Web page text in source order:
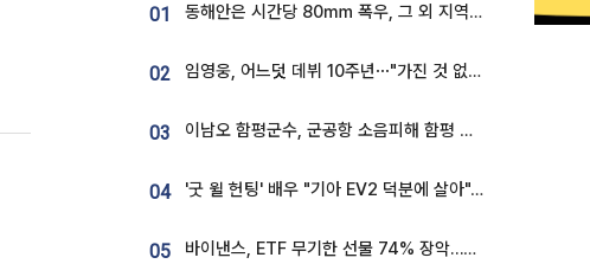
01 동해안은 시간당 80㎜ 폭우, 그 외 지역은 폭염…‘극과 극 날씨’
02 임영웅, 어느덧 데뷔 10주년⋯"가진 것 없던 시절, 내 앞엔 20명의 팬뿐"
03 이남오 함평군수, 군공항 소음피해 함평 보상 요구
04 '굿 윌 헌팅' 배우 "기아 EV2 덕분에 살아"…교통사고 후 안전성 극찬
05 바이낸스, ETF 무기한 선물 74% 장악…한국 레버리지 ETF 거래 급증 [e가상자산]